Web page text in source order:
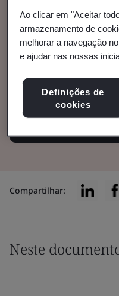
prevista
Saiba mais sobre
médica prevista.
Compartilhar:
Neste
Ao clicar em "Aceitar
armazenamento de
melhorar a navegação
e ajudar nas nossas
Definições de
cookies